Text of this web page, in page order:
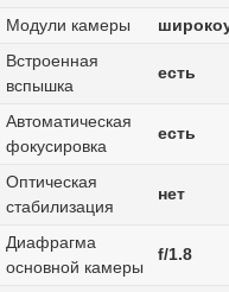
Модули камеры
Встроенная
вспышка
есть
Автоматическая
фокусировка
есть
Оптическая
стабилизация
нет
Диафрагма
основной камеры
f/1.8